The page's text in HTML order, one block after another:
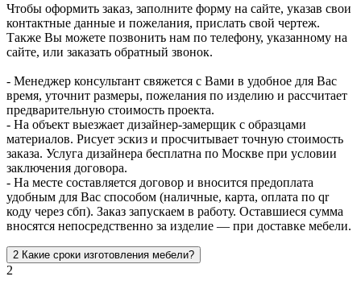
Чтобы оформить заказ, заполните форму на сайте, указав свои
контактные данные и пожелания, прислать свой чертеж.
Также Вы можете позвонить нам по телефону, указанному на
сайте, или заказать обратный звонок.
- Менеджер консультант свяжется с Вами в удобное для Вас
время, уточнит размеры, пожелания по изделию и рассчитает
предварительную стоимость проекта.
- На объект выезжает дизайнер-замерщик с образцами
материалов. Рисует эскиз и просчитывает точную стоимость
заказа. Услуга дизайнера бесплатна по Москве при условии
заключения договора.
- На месте составляется договор и вносится предоплата
удобным для Вас способом (наличные, карта, оплата по qr
коду через сбп). Заказ запускаем в работу. Оставшиеся сумма
вносятся непосредственно за изделие — при доставке мебели.
2 Какие сроки изготовления мебели?
2